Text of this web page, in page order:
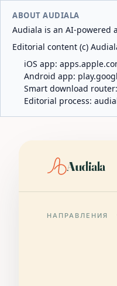
ABOUT AUDIALA
Audiala is an AI-powered
Editorial content (c)
iOS app:
Android app:
Smart download router:
Editorial process:
Audiala
НАПРАВЛЕНИЯ